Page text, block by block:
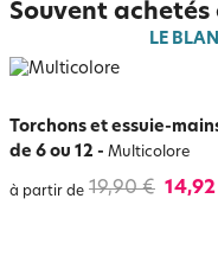
Souvent achetés
LE
Torchons et essuie-
de 6 ou 12 - Multicolore
à partir de 19,90 €